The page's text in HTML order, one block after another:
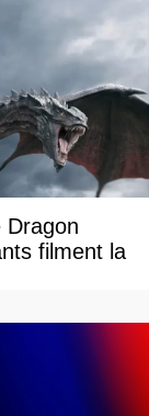
Dragon
filment la